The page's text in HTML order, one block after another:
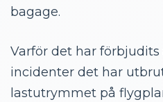
bagage.
Varför det har
incidenter det har
lastutrymmet på